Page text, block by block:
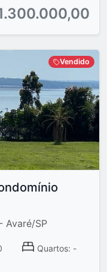
Vendido
Avaré/SP
Quartos: -